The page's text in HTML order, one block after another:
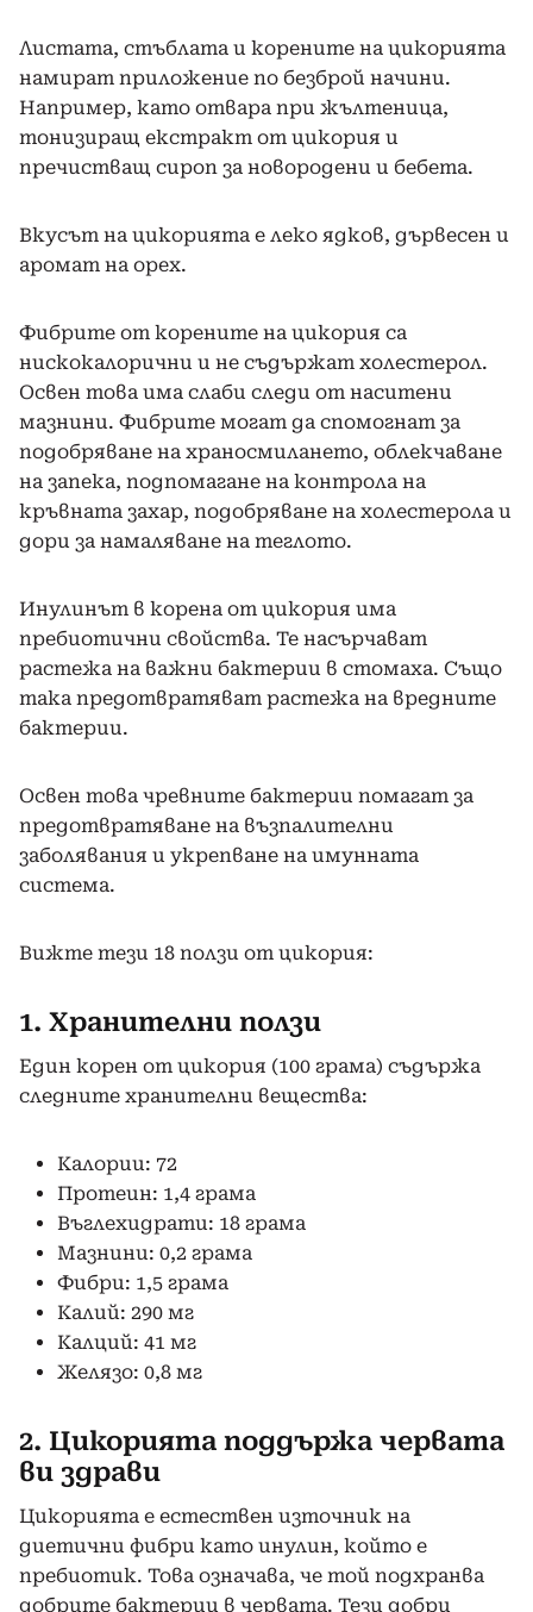
Листата, стъблата и корените на цикорията
намират приложение по безброй начини.
Например, като отвара при жълтеница,
тонизиращ екстракт от цикория и
пречистващ сироп за новородени и бебета.
Вкусът на цикорията е леко ядков, дървесен и
аромат на орех.
Фибрите от корените на цикория са
нискокалорични и не съдържат холестерол.
Освен това има слаби следи от наситени
мазнини. Фибрите могат да спомогнат за
подобряване на храносмилането, облекчаване
на запека, подпомагане на контрола на
кръвната захар, подобряване на холестерола и
дори за намаляване на теглото.
Инулинът в корена от цикория има
пребиотични свойства. Те насърчават
растежа на важни бактерии в стомаха. Също
така предотвратяват растежа на вредните
бактерии.
Освен това чревните бактерии помагат за
предотвратяване на възпалителни
заболявания и укрепване на имунната
система.
Вижте тези 18 ползи от цикория:
1. Хранителни ползи
Един корен от цикория (100 грама) съдържа
следните хранителни вещества:
Калории: 72
Протеин: 1,4 грама
Въглехидрати: 18 грама
Мазнини: 0,2 грама
Фибри: 1,5 грама
Калий: 290 мг
Калций: 41 мг
Желязо: 0,8 мг
2. Цикорията поддържа червата
ви здрави
Цикорията е естествен източник на
диетични фибри като инулин, който е
пребиотик. Това означава, че той подхранва
добрите бактерии в червата. Тези добри